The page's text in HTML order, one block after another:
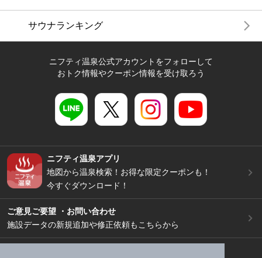
サウナランキング
ニフティ温泉公式アカウントをフォローして
おトク情報やクーポン情報を受け取ろう
ニフティ温泉アプリ
地図から温泉検索！お得な限定クーポンも！
今すぐダウンロード！
ご意見ご要望 ・お問い合わせ
施設データの新規追加や修正依頼もこちらから